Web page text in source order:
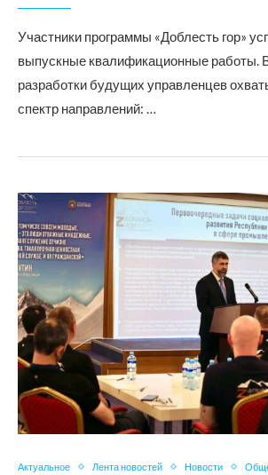
Участники программы «Доблесть гор»
выпускные квалификационные работы.
разработки будущих управленцев
спектр направлений: …
Актуальное Лента новостей Новости